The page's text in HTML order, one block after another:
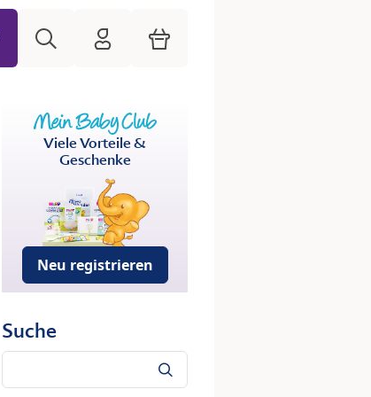
HiPP Mein Babyclub
Warenkorb
Viele Vorteile &
Geschenke
Neu registrieren
Suche